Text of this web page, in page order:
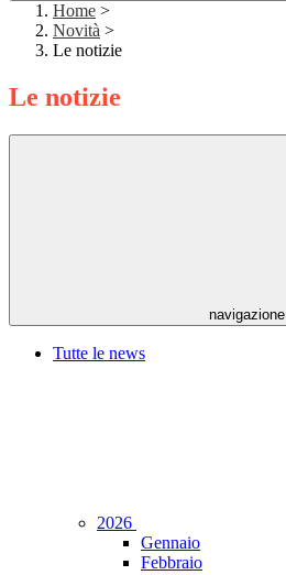
Home >
Novità >
Le notizie
Le notizie
navigazione
Tutte le news
2026
Gennaio
Febbraio